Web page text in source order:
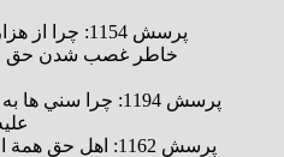
پرسش 1154:
خاطر غصب شدن حق
پرسش 1194: چرا
پرسش 1162: اهل حق